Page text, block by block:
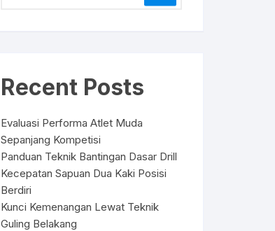
Recent Posts
Evaluasi Performa Atlet Muda
Sepanjang Kompetisi
Panduan Teknik Bantingan Dasar Drill
Kecepatan Sapuan Dua Kaki Posisi
Berdiri
Kunci Kemenangan Lewat Teknik
Guling Belakang